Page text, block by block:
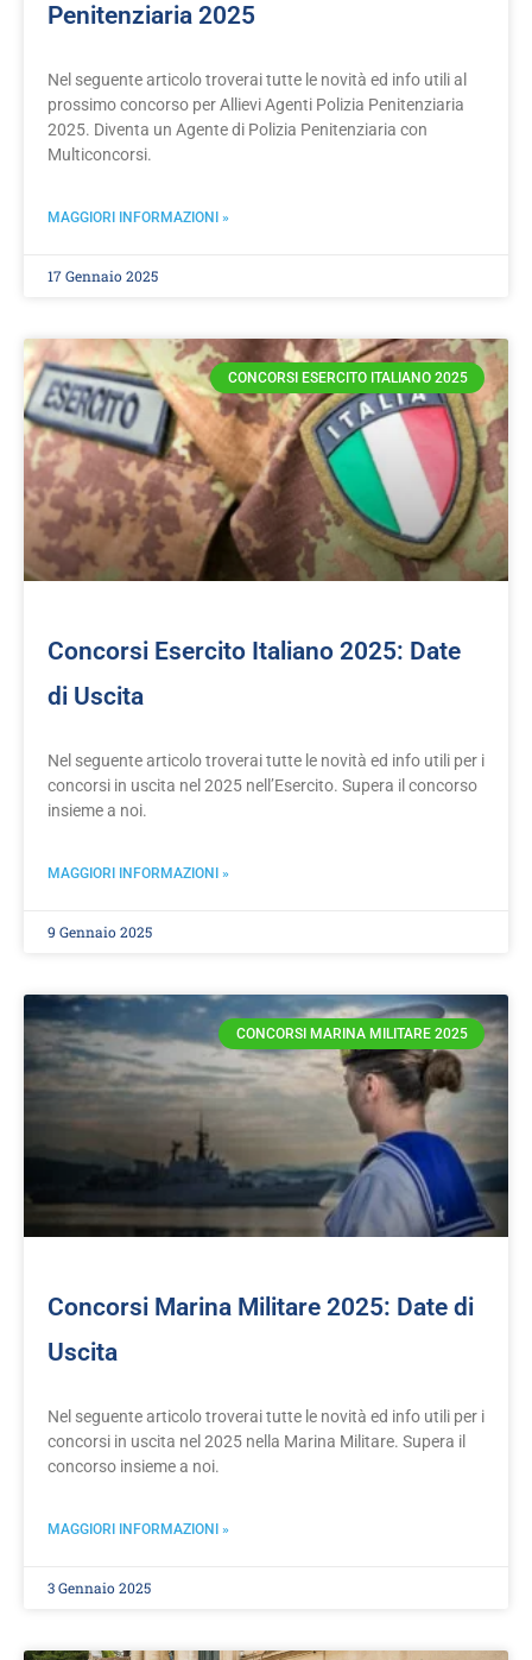
Penitenziaria 2025
Nel seguente articolo troverai tutte le novità ed info utili al
prossimo concorso per Allievi Agenti Polizia Penitenziaria
2025. Diventa un Agente di Polizia Penitenziaria con
Multiconcorsi.
MAGGIORI INFORMAZIONI »
17 Gennaio 2025
CONCORSI ESERCITO ITALIANO 2025
Concorsi Esercito Italiano 2025: Date
di Uscita
Nel seguente articolo troverai tutte le novità ed info utili per i
concorsi in uscita nel 2025 nell’Esercito. Supera il concorso
insieme a noi.
MAGGIORI INFORMAZIONI »
9 Gennaio 2025
CONCORSI MARINA MILITARE 2025
Concorsi Marina Militare 2025: Date di
Uscita
Nel seguente articolo troverai tutte le novità ed info utili per i
concorsi in uscita nel 2025 nella Marina Militare. Supera il
concorso insieme a noi.
MAGGIORI INFORMAZIONI »
3 Gennaio 2025